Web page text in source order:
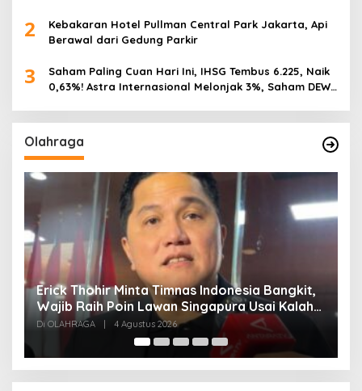
2
Kebakaran Hotel Pullman Central Park Jakarta, Api
Berawal dari Gedung Parkir
3
Saham Paling Cuan Hari Ini, IHSG Tembus 6.225, Naik
0,63%! Astra Internasional Melonjak 3%, Saham DEWA
Olahraga
Vietnam Permalukan Indonesia 3-0 di
Pakansari, Garuda Gagal Manfaatkan Laga
Kandang
Di OLAHRAGA | 4 Agustus 2026